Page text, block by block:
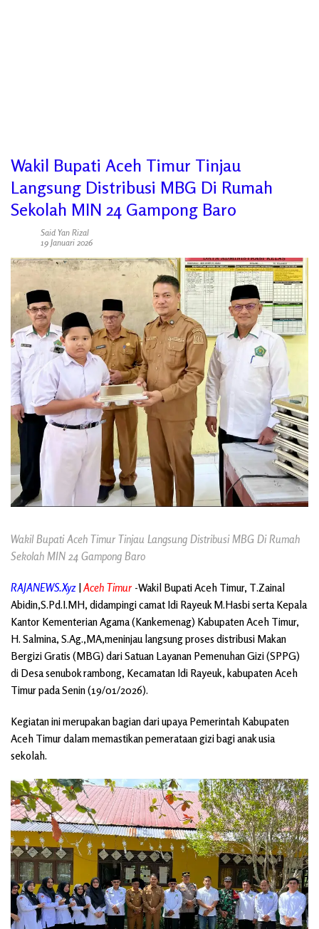
Wakil Bupati Aceh Timur Tinjau
Langsung Distribusi MBG Di Rumah
Sekolah MIN 24 Gampong Baro
Said Yan Rizal
19 Januari 2026
Wakil Bupati Aceh Timur Tinjau Langsung Distribusi MBG Di Rumah
Sekolah MIN 24 Gampong Baro
RAJANEWS.Xyz |Aceh Timur -Wakil Bupati Aceh Timur, T.Zainal
Abidin,S.Pd.I.MH, didampingi camat Idi Rayeuk M.Hasbi serta Kepala
Kantor Kementerian Agama (Kankemenag) Kabupaten Aceh Timur,
H. Salmina, S.Ag.,MA,meninjau langsung proses distribusi Makan
Bergizi Gratis (MBG) dari Satuan Layanan Pemenuhan Gizi (SPPG)
di Desa senubok rambong, Kecamatan Idi Rayeuk, kabupaten Aceh
Timur pada Senin (19/01/2026).
Kegiatan ini merupakan bagian dari upaya Pemerintah Kabupaten
Aceh Timur dalam memastikan pemerataan gizi bagi anak usia
sekolah.